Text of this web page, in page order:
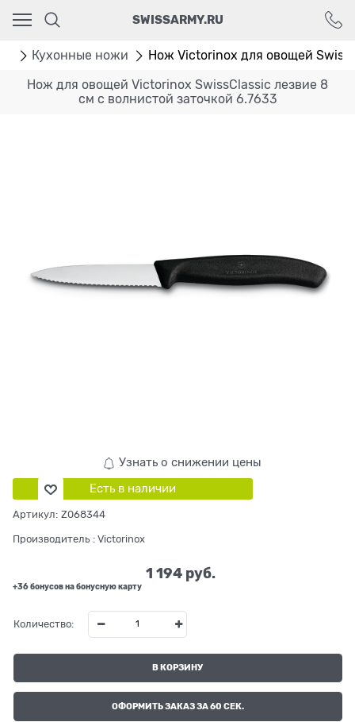
SWISSARMY.RU
Кухонные ножи Нож Victorinox для овощей
Нож для овощей Victorinox SwissClassic лезвие 8
см с волнистой заточкой 6.7633
Узнать о снижении цены
Есть в наличии
Артикул: Z068344
Производитель : Victorinox
1 194 руб.
+36 бонусов на бонусную карту
Количество:
В КОРЗИНУ
ОФОРМИТЬ ЗАКАЗ ЗА 60 СЕК.
Ваш город - Москва,
угадали?
ДА НЕТ